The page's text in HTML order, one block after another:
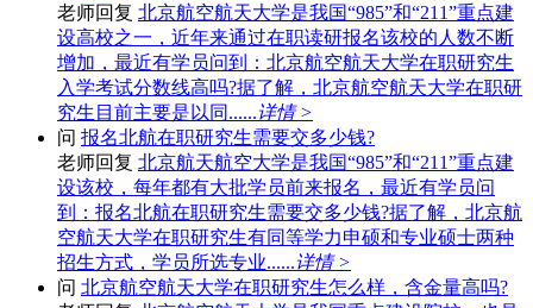
老师回复 北京航空航天大学是我国“985”和“211”重点建
设高校之一，近年来通过在职读研报名该校的人数不断
增加，最近有学员问到：北京航空航天大学在职研究生
入学考试分数线高吗?据了解，北京航空航天大学在职研
究生目前主要是以同......详情 >
问 报名北航在职研究生需要交多少钱?
老师回复 北京航天航空大学是我国“985”和“211”重点建
设该校，每年都有大批学员前来报名，最近有学员问
到：报名北航在职研究生需要交多少钱?据了解，北京航
空航天大学在职研究生有同等学力申硕和专业硕士两种
招生方式，学员所选专业......详情 >
问 北京航空航天大学在职研究生怎么样，含金量高吗?